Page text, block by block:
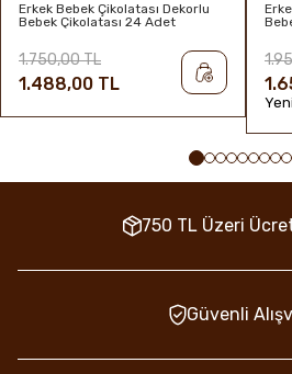
Erkek Bebek Çikolatası Dekorlu
Bebek Çikolatası 24 Adet
1.488,00 TL
1.750,00 TL
750 TL Üzeri
Güvenli